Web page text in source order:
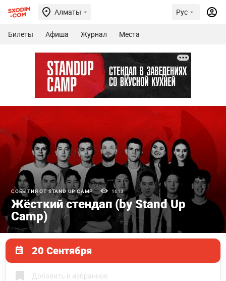
Алматы Рус
Билеты Афиша Журнал Места
СОБЫТИЯ ОТ STAND UP CAMP 1613
Жёсткий стендап (by Stand Up
Camp)
20 Сентября
Добавить в избранное